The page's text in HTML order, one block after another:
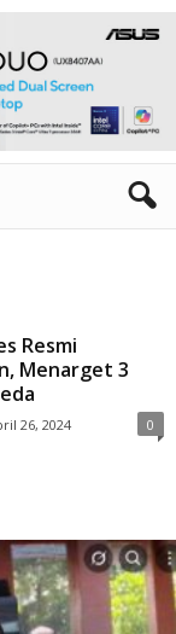
Resmi
Menarget 3
26, 2024 0